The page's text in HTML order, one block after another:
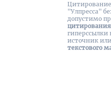
"Улпресса"
допустимо
цитирования
гиперссылки
источник
текстового